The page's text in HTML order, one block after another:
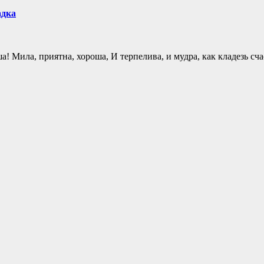
приятна, хороша, И терпелива, и мудра, как кладезь